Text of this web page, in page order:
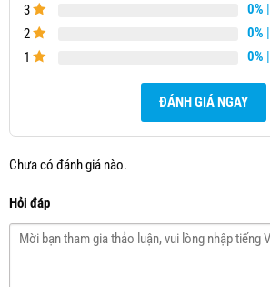
3
0%
2
0%
1
0%
ĐÁNH GIÁ NGAY
Chưa có đánh giá nào.
Hỏi đáp